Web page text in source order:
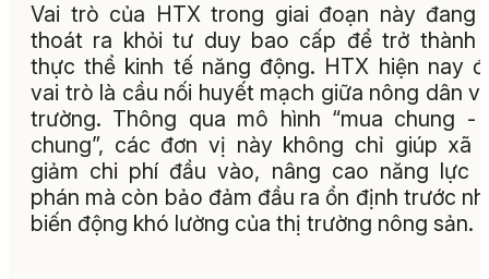
Vai trò của HTX trong giai đoạn này đang
thoát ra khỏi tư duy bao cấp để trở thành
thực thể kinh tế năng động. HTX hiện nay
vai trò là cầu nối huyết mạch giữa nông dân
trường. Thông qua mô hình “mua chung -
chung”, các đơn vị này không chỉ giúp xã
giảm chi phí đầu vào, nâng cao năng lực
phán mà còn bảo đảm đầu ra ổn định trước
biến động khó lường của thị trường nông sản.